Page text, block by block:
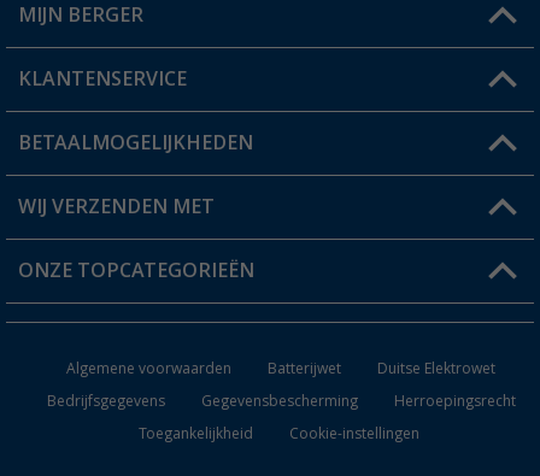
Winkel vinden
MIJN BERGER
Mijn account
Status bestelling
Verlanglijstje
KLANTENSERVICE
FAQ & Contact
Verzendinformatie
Catalogus
BETAALMOGELIJKHEDEN
WIJ VERZENDEN MET
ONZE TOPCATEGORIEËN
Campingmeubilair
Algemene voorwaarden Batterijwet
Duitse Elektrowet
Bedrijfsgegevens
Gegevensbescherming
Herroepingsrecht
Toegankelijkheid
Cookie-instellingen